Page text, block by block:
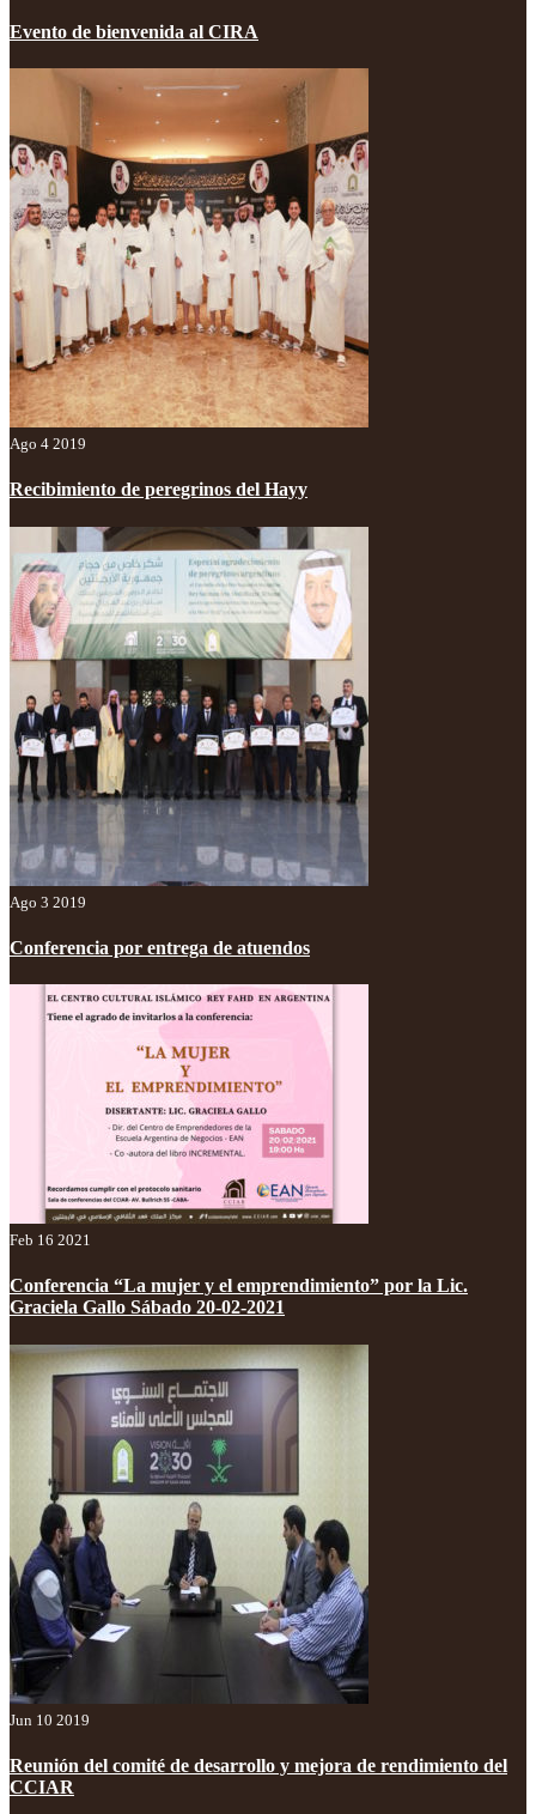
Evento de bienvenida al CIRA
Ago 4 2019
Recibimiento de peregrinos del Hayy
Ago 3 2019
Conferencia por entrega de atuendos
Feb 16 2021
Conferencia “La mujer y el emprendimiento” por la Lic.
Graciela Gallo Sábado 20-02-2021
Jun 10 2019
Reunión del comité de desarrollo y mejora de rendimiento del
CCIAR